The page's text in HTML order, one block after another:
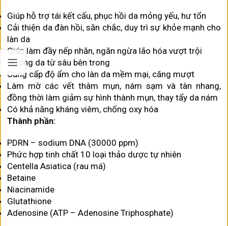
Giúp hỗ trợ tái kết cấu, phục hồi da mỏng yếu, hư tổn
Cải thiện da đàn hồi, săn chắc, duy trì sự khỏe mạnh cho
làn da
Giúp làm đầy nếp nhăn, ngăn ngừa lão hóa vượt trội
Dưỡng da từ sâu bên trong
Cung cấp độ ẩm cho làn da mềm mại, căng mượt
Làm mờ các vết thâm mụn, nám sạm và tàn nhang,
đồng thời làm giảm sự hình thành mụn, thay tẩy da nám
Có khả năng kháng viêm, chống oxy hóa
Thành phần:
PDRN – sodium DNA (30000 ppm)
Phức hợp tinh chất 10 loại thảo dược tự nhiên
Centella Asiatica (rau má)
Betaine
Niacinamide
Glutathione
Adenosine (ATP – Adenosine Triphosphate)